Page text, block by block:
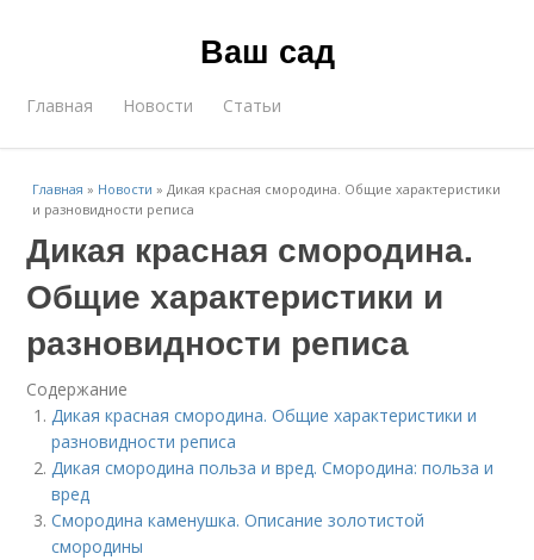
Ваш сад
Главная Новости Статьи
Главная » Новости »Дикая красная смородина. Общие характеристики
и разновидности реписа
Дикая красная смородина.
Общие характеристики и
разновидности реписа
Содержание
Дикая красная смородина. Общие характеристики и
разновидности реписа
Дикая смородина польза и вред. Смородина: польза и
вред
Смородина каменушка. Описание золотистой
смородины